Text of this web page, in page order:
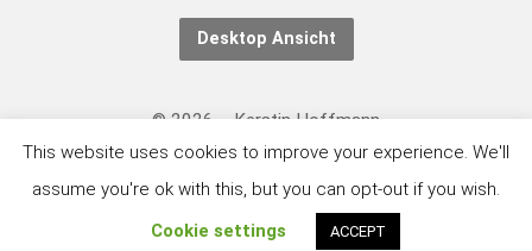
Desktop Ansicht
© 2026 – Kerstin Hoffmann
Kontakt/Datenschutzerklärung: https://eventing-
art.com/kontakt
This website uses cookies to improve your experience. We'll
assume you're ok with this, but you can opt-out if you wish.
Cookie settings
ACCEPT